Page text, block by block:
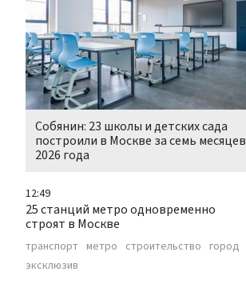
Собянин: 23 школы и детских сада
построили в Москве за семь месяцев
2026 года
12:49
25 станций метро одновременно
строят в Москве
транспорт метро строительство город
эксклюзив